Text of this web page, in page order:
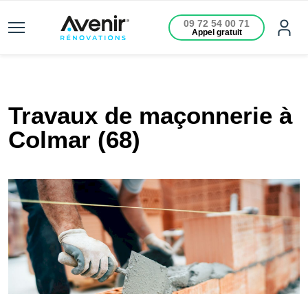
09 72 54 00 71
Appel gratuit
Travaux de maçonnerie à
Colmar (68)